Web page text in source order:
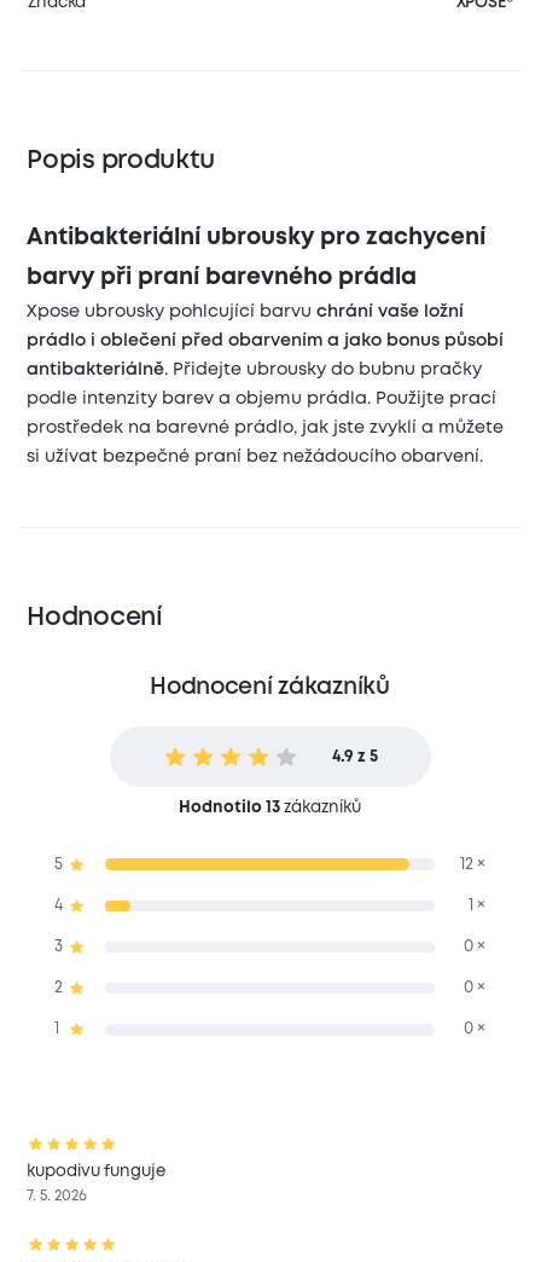
Popis produktu
Antibakteriální ubrousky pro zachycení
barvy při praní barevného prádla
Xpose ubrousky pohlcující barvuchrání vaše ložní
prádlo i oblečení před obarvením a jako bonus působí
antibakteriálně. Přidejte ubrousky do bubnu pračky
podle intenzity barev a objemu prádla. Použijte prací
prostředek na barevné prádlo, jak jste zvyklí a můžete
si užívat bezpečné praní bez nežádoucího obarvení.
Hodnocení
Hodnocení zákazníků
4.9 z 5
Hodnotilo 13 zákazníků
5 12 ×
4 1 ×
3 0 ×
2 0 ×
0 ×
kupodivu funguje
7. 5. 2026